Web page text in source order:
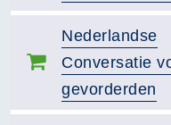
Nederlandse
Conversatie
gevorderden